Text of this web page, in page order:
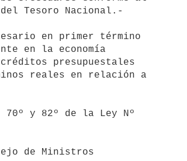
Tesoro Nacional.-
en la economía
presupuestales
reales en relación a